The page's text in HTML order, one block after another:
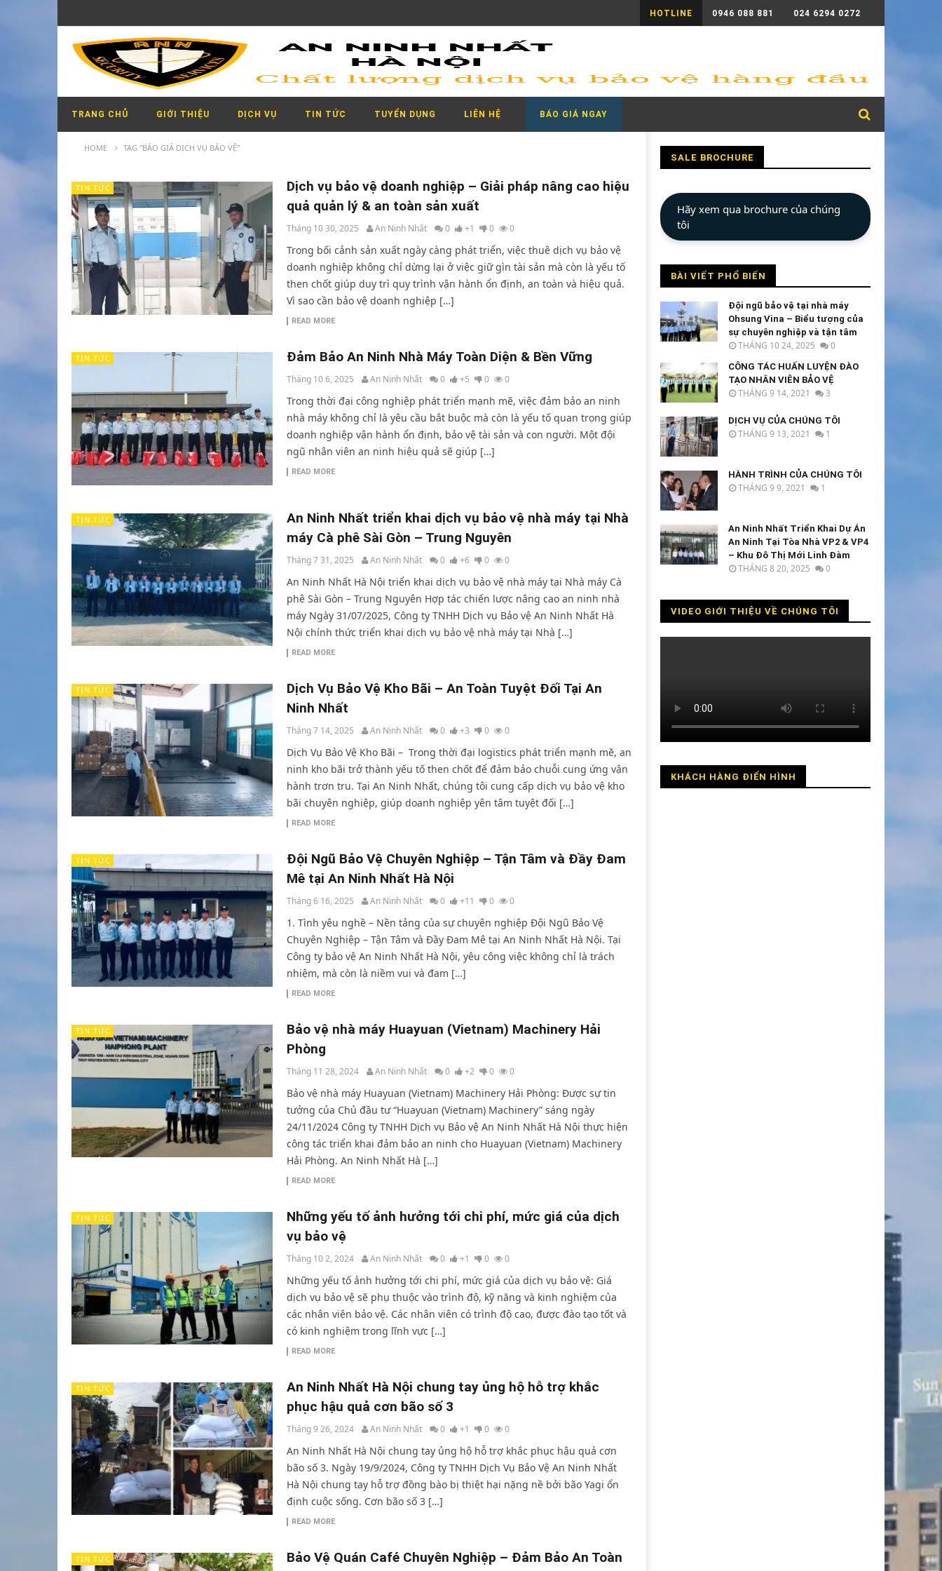
HOTLINE 0946 088 881 024 6294 0272
TRANG CHỦ GIỚI THIỆU DỊCH VỤ TIN TỨC TUYỂN DỤNG LIÊN HỆ BÁO GIÁ NGAY
HOME TAG "BÁO GIÁ DỊCH VỤ BẢO VỆ"
TIN TỨC
Dịch vụ bảo vệ doanh nghiệp – Giải pháp nâng cao hiệu
quả quản lý & an toàn sản xuất
Tháng 10 30, 2025 An Ninh Nhất 0 +1 0 0
Trong bối cảnh sản xuất ngày càng phát triển, việc thuê dịch vụ bảo vệ
doanh nghiệp không chỉ dừng lại ở việc giữ gìn tài sản mà còn là yếu tố
then chốt giúp duy trì quy trình vận hành ổn định, an toàn và hiệu quả.
Vì sao cần bảo vệ doanh nghiệp […]
READ MORE
TIN TỨC Đảm Bảo An Ninh Nhà Máy Toàn Diện & Bền Vững
Tháng 10 6, 2025 An Ninh Nhất 0 +5 0 0
Trong thời đại công nghiệp phát triển mạnh mẽ, việc đảm bảo an ninh
nhà máy không chỉ là yêu cầu bắt buộc mà còn là yếu tố quan trọng giúp
doanh nghiệp vận hành ổn định, bảo vệ tài sản và con người. Một đội
ngũ nhân viên an ninh hiệu quả sẽ giúp […]
READ MORE
TIN TỨC
An Ninh Nhất triển khai dịch vụ bảo vệ nhà máy tại Nhà
máy Cà phê Sài Gòn – Trung Nguyên
Tháng 7 31, 2025 An Ninh Nhất 0 +6 0 0
An Ninh Nhất Hà Nội triển khai dịch vụ bảo vệ nhà máy tại Nhà máy Cà
phê Sài Gòn – Trung Nguyên Hợp tác chiến lược nâng cao an ninh nhà
máy Ngày 31/07/2025, Công ty TNHH Dịch vụ Bảo vệ An Ninh Nhất Hà
Nội chính thức triển khai dịch vụ bảo vệ nhà máy tại Nhà […]
READ MORE
TIN TỨC
Dịch Vụ Bảo Vệ Kho Bãi – An Toàn Tuyệt Đối Tại An
Ninh Nhất
Tháng 7 14, 2025 An Ninh Nhất 0 +3 0 0
Dịch Vụ Bảo Vệ Kho Bãi – Trong thời đại logistics phát triển mạnh mẽ, an
ninh kho bãi trở thành yếu tố then chốt để đảm bảo chuỗi cung ứng vận
hành trơn tru. Tại An Ninh Nhất, chúng tôi cung cấp dịch vụ bảo vệ kho
bãi chuyên nghiệp, giúp doanh nghiệp yên tâm tuyệt đối […]
READ MORE
TIN TỨC
Đội Ngũ Bảo Vệ Chuyên Nghiệp – Tận Tâm và Đầy Đam
Mê tại An Ninh Nhất Hà Nội
Tháng 6 16, 2025 An Ninh Nhất 0 +11 0 0
1. Tình yêu nghề – Nền tảng của sự chuyên nghiệp Đội Ngũ Bảo Vệ
Chuyên Nghiệp – Tận Tâm và Đầy Đam Mê tại An Ninh Nhất Hà Nội. Tại
Công ty bảo vệ An Ninh Nhất Hà Nội, yêu công việc không chỉ là trách
nhiệm, mà còn là niềm vui và đam […]
READ MORE
TIN TỨC
Bảo vệ nhà máy Huayuan (Vietnam) Machinery Hải
Phòng
Tháng 11 28, 2024 An Ninh Nhất 0 +2 0 0
Bảo vệ nhà máy Huayuan (Vietnam) Machinery Hải Phòng: Được sự tin
tưởng của Chủ đầu tư “Huayuan (Vietnam) Machinery” sáng ngày
24/11/2024 Công ty TNHH Dịch vụ Bảo vệ An Ninh Nhất Hà Nội thực hiện
công tác triển khai đảm bảo an ninh cho Huayuan (Vietnam) Machinery
Hải Phòng. An Ninh Nhất Hà […]
READ MORE
TIN TỨC
Những yếu tố ảnh hưởng tới chi phí, mức giá của dịch
vụ bảo vệ
Tháng 10 2, 2024 An Ninh Nhất 0 +1 0 0
Những yếu tố ảnh hưởng tới chi phí, mức giá của dịch vụ bảo vệ: Giá
dịch vụ bảo vệ sẽ phụ thuộc vào trình độ, kỹ năng và kinh nghiệm của
các nhân viên bảo vệ. Các nhân viên có trình độ cao, được đào tạo tốt và
có kinh nghiệm trong lĩnh vực […]
READ MORE
TIN TỨC
An Ninh Nhất Hà Nội chung tay ủng hộ hỗ trợ khắc
phục hậu quả cơn bão số 3
Tháng 9 26, 2024 An Ninh Nhất 0 +1 0 0
An Ninh Nhất Hà Nội chung tay ủng hộ hỗ trợ khắc phục hậu quả cơn
bão số 3. Ngày 19/9/2024, Công ty TNHH Dịch Vụ Bảo Vệ An Ninh Nhất
Hà Nội chung tay hỗ trợ đồng bào bị thiệt hại nặng nề bởi bão Yagi ổn
định cuộc sống. Cơn bão số 3 […]
READ MORE
TIN TỨC
Bảo Vệ Quán Café Chuyên Nghiệp – Đảm Bảo An Toàn
SALE BROCHURE
Hãy xem qua brochure của chúng
tôi
BÀI VIẾT PHỔ BIẾN
Đội ngũ bảo vệ tại nhà máy
Ohsung Vina – Biểu tượng của
sự chuyên nghiệp và tận tâm
THÁNG 10 24, 2025 0
CÔNG TÁC HUẤN LUYỆN ĐÀO
TẠO NHÂN VIÊN BẢO VỆ
THÁNG 9 14, 2021 3
DỊCH VỤ CỦA CHÚNG TÔI
THÁNG 9 13, 2021 1
HÀNH TRÌNH CỦA CHÚNG TÔI
THÁNG 9 9, 2021 1
An Ninh Nhất Triển Khai Dự Án
An Ninh Tại Tòa Nhà VP2 & VP4
– Khu Đô Thị Mới Linh Đàm
THÁNG 8 20, 2025 0
VIDEO GIỚI THIỆU VỀ CHÚNG TÔI
KHÁCH HÀNG ĐIỂN HÌNH